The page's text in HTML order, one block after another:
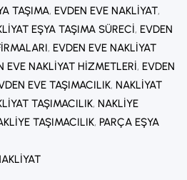
TAŞIMA, EVDEN EVE NAKLIYAT
EŞYA TAŞIMA SÜRECI, EVDEN
, EVDEN EVE NAKLIYAT
EVE NAKLIYAT HIZMETLERI, EVDEN
EVE TAŞIMACILIK, NAKLIYAT
TAŞIMACILIK, NAKLIYE
TAŞIMACILIK, PARÇA EŞYA